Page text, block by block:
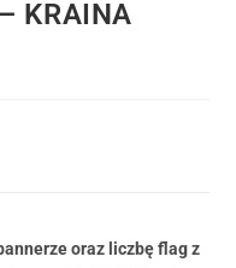
KRAINA
oraz liczbę flag z